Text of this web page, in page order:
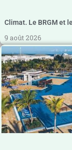
Climat. Le BRGM et
9 août 2026